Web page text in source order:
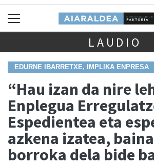
LAUDIO
EDURNE IBARRETXE, IMPLIKA ENPRESA
“Hau izan da nire
Enplegua
Espedientea eta
azkena izatea,
borroka dela bide